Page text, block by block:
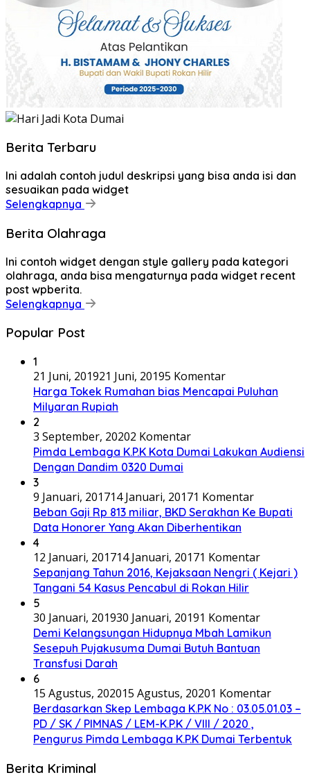
Berita Terbaru
Ini adalah contoh judul deskripsi yang bisa anda isi dan
sesuaikan pada widget
Selengkapnya
Berita Olahraga
Ini contoh widget dengan style gallery pada kategori
olahraga, anda bisa mengaturnya pada widget recent
post wpberita.
Selengkapnya
Popular Post
1
21 Juni, 201921 Juni, 20195 Komentar
Harga Tokek Rumahan bias Mencapai Puluhan
Milyaran Rupiah
2
3 September, 20202 Komentar
Pimda Lembaga K.P.K Kota Dumai Lakukan Audiensi
Dengan Dandim 0320 Dumai
3
9 Januari, 201714 Januari, 20171 Komentar
Beban Gaji Rp 813 miliar, BKD Serakhan Ke Bupati
Data Honorer Yang Akan Diberhentikan
4
12 Januari, 201714 Januari, 20171 Komentar
Sepanjang Tahun 2016, Kejaksaan Nengri ( Kejari )
Tangani 54 Kasus Pencabul di Rokan Hilir
5
30 Januari, 201930 Januari, 20191 Komentar
Demi Kelangsungan Hidupnya Mbah Lamikun
Sesepuh Pujakusuma Dumai Butuh Bantuan
Transfusi Darah
6
15 Agustus, 202015 Agustus, 20201 Komentar
Berdasarkan Skep Lembaga K.P.K No : 03.05.01.03 –
PD / SK / PIMNAS / LEM-K.P.K / VIII / 2020 ,
Pengurus Pimda Lembaga K.P.K Dumai Terbentuk
Berita Kriminal